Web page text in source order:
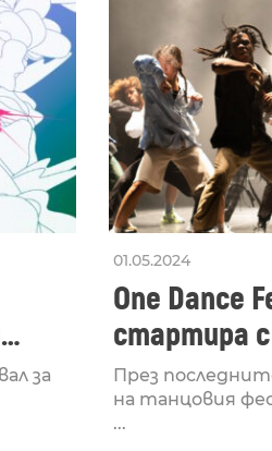
за
01.05.2024
One Dance
стартира
Lucid,
рейв
През
на танцовия
...